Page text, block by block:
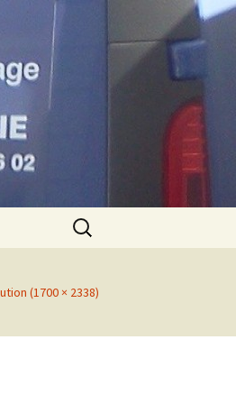
Rechercher :
(1700 × 2338)